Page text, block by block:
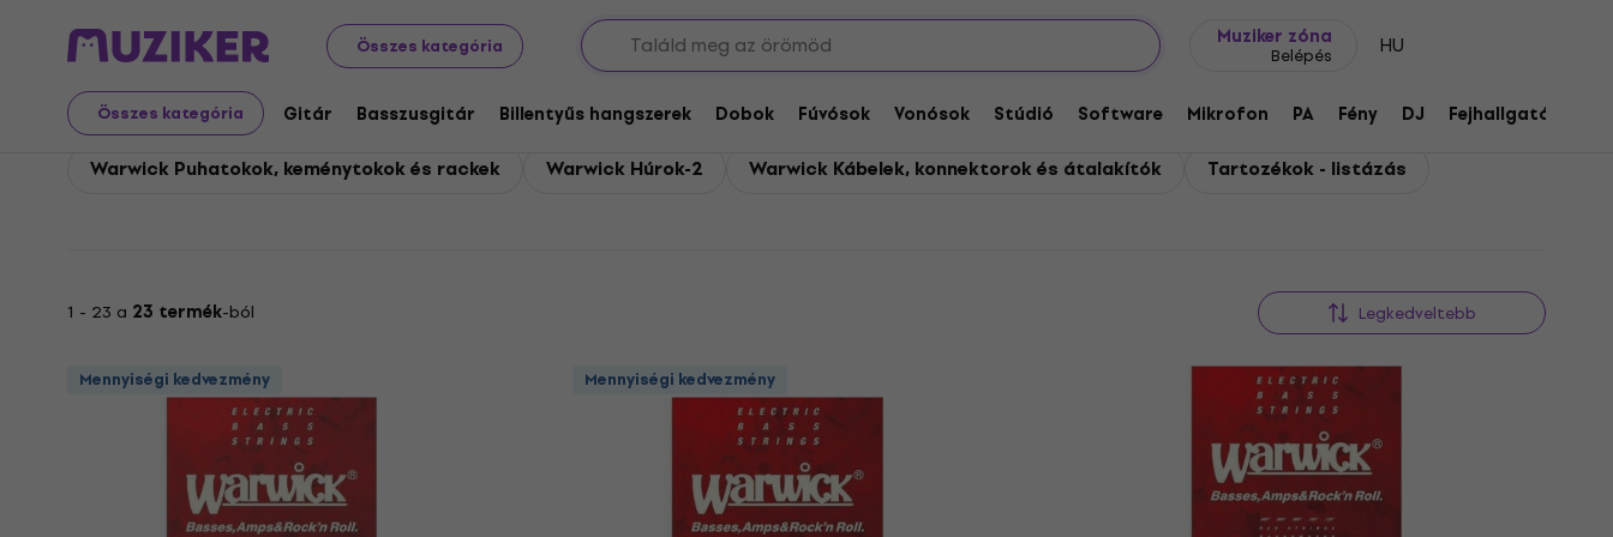
Összes kategória
Muziker zóna
Belépés HU
Összes kategória Gitár Basszusgitár Billentyűs hangszerek Dobok Fúvósok Vonósok Stúdió Software Mikrofon PA Fény DJ Fejhallgató
Warwick Warwick Tartozékok
Warwick Tartozékok
Warwick Puhatokok, keménytokok és rackek Warwick Húrok-2 Warwick Kábelek, konnektorok és átalakítók Tartozékok - listázás
1 - 23 a 23 termék-ból Legkedveltebb
Mennyiségi kedvezmény Mennyiségi kedvezmény